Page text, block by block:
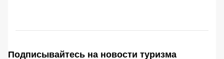
Подписывайтесь на новости туризма